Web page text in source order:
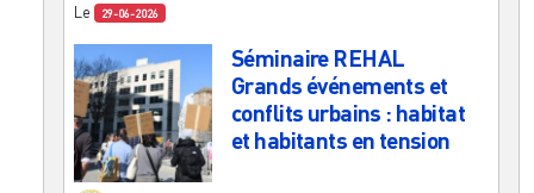
Le 29-06-2026
Séminaire REHAL
Grands événements et
conflits urbains : habitat
et habitants en tension